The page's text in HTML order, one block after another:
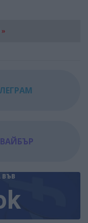
ВАЙБЪР
ВЪВ